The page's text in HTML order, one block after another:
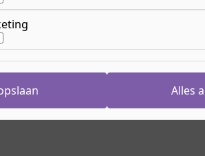
Alles
Nijmegen
Hoe werkt het